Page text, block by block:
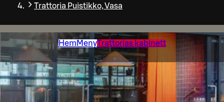
Trattoria Puistikko, Vasa
Hem MenyTrattorias kabinett